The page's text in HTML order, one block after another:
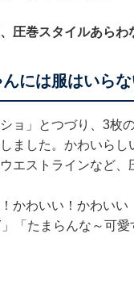
圧巻スタイルあらわ
には服はいらな
ョ」とつづり、3枚
ました。かわいら
エストラインなど、
かわいい！かわい
「たまらんな～可